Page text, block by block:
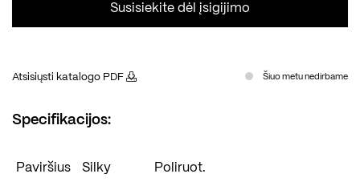
Susisiekite dėl įsigijimo
Atsisiųsti katalogo PDF Šiuo metu nedirbame
Specifikacijos:
Paviršius Silky Poliruot.